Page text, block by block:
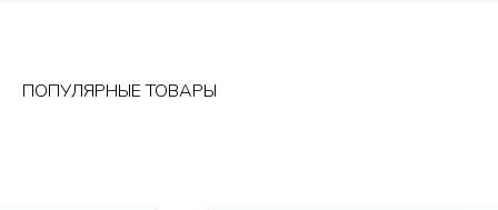
ПОПУЛЯРНЫЕ ТОВАРЫ